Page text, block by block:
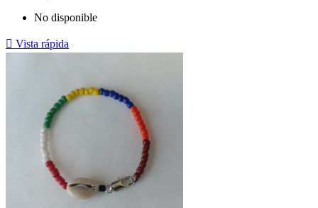
No disponible
 Vista rápida